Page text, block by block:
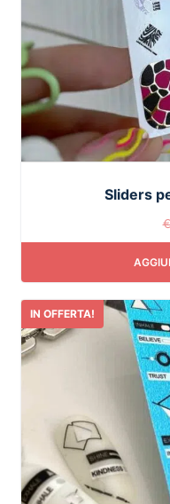
Sliders
€
IN OFFERTA!